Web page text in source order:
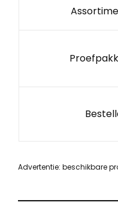
Advertentie: beschikbare